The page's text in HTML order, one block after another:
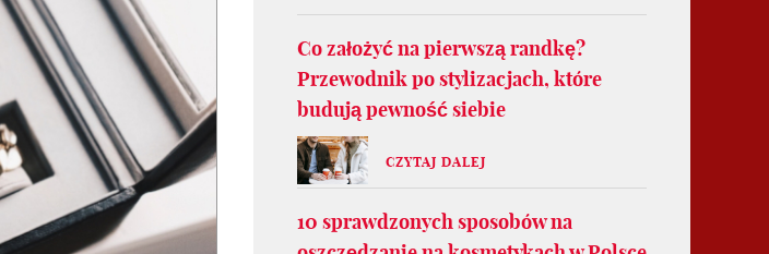
Co założyć na pierwszą randkę?
Przewodnik po stylizacjach, które
budują pewność siebie
CZYTAJ DALEJ
10 sprawdzonych sposobów na